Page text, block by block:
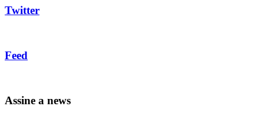
Twitter
Feed
Assine a news